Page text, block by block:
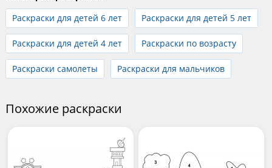
Раскраски для детей 6 лет
Раскраски для детей 5 лет
Раскраски для детей 4 лет Раскраски по возрасту
Раскраски самолеты Раскраски для мальчиков
Похожие раскраски